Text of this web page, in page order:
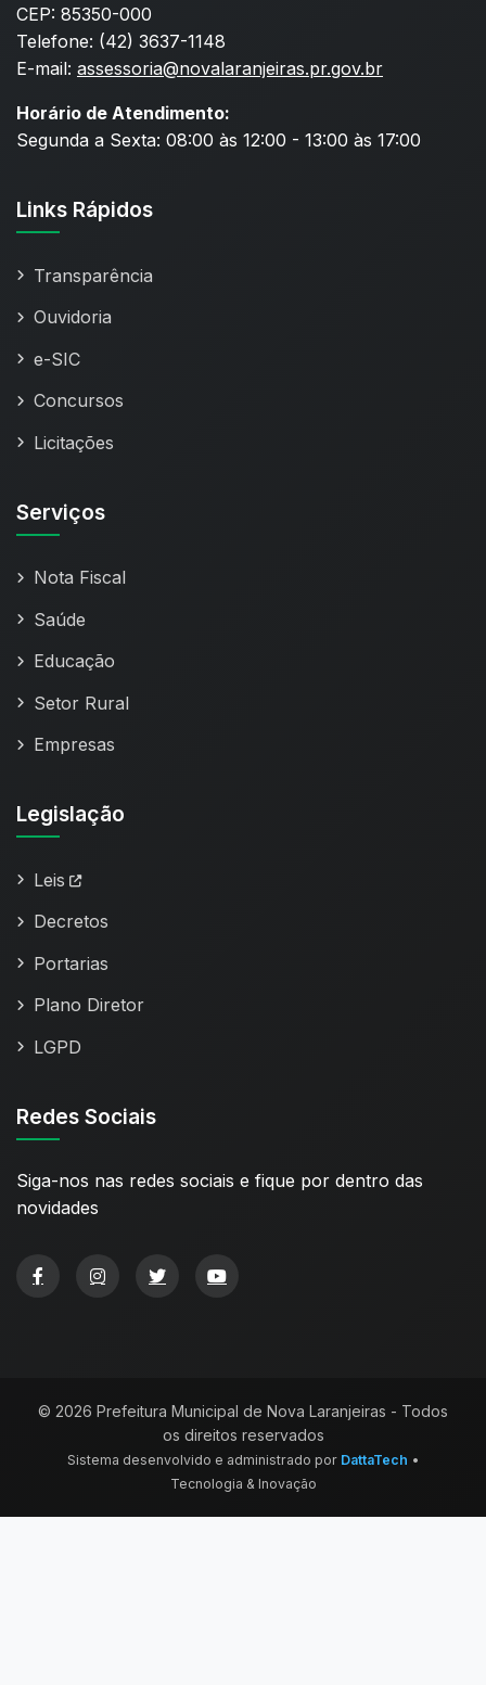
CEP: 85350-000
Telefone: (42) 3637-1148
E-mail: assessoria@novalaranjeiras.pr.gov.br
Horário de Atendimento:
Segunda a Sexta: 08:00 às 12:00 - 13:00 às 17:00
Links Rápidos
Transparência
Ouvidoria
e-SIC
Concursos
Licitações
Serviços
Nota Fiscal
Saúde
Educação
Setor Rural
Empresas
Legislação
Leis
Decretos
Portarias
Plano Diretor
LGPD
Redes Sociais
Siga-nos nas redes sociais e fique por dentro das
novidades
© 2026 Prefeitura Municipal de Nova Laranjeiras - Todos
os direitos reservados
Sistema desenvolvido e administrado por DattaTech •
Tecnologia & Inovação